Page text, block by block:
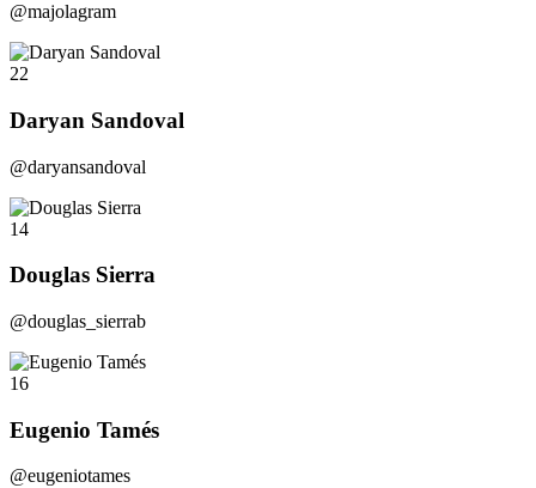
@majolagram
22
Daryan Sandoval
@daryansandoval
14
Douglas Sierra
@douglas_sierrab
16
Eugenio Tamés
@eugeniotames